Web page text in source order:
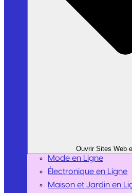
Ouvrir Sites Web
Mode en Ligne
Électronique en Ligne
Maison et Jardin en